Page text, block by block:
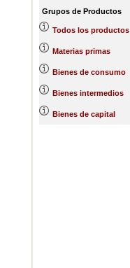
Grupos de Productos
Todos los productos
Materias primas
Bienes de consumo
Bienes intermedios
Bienes de capital